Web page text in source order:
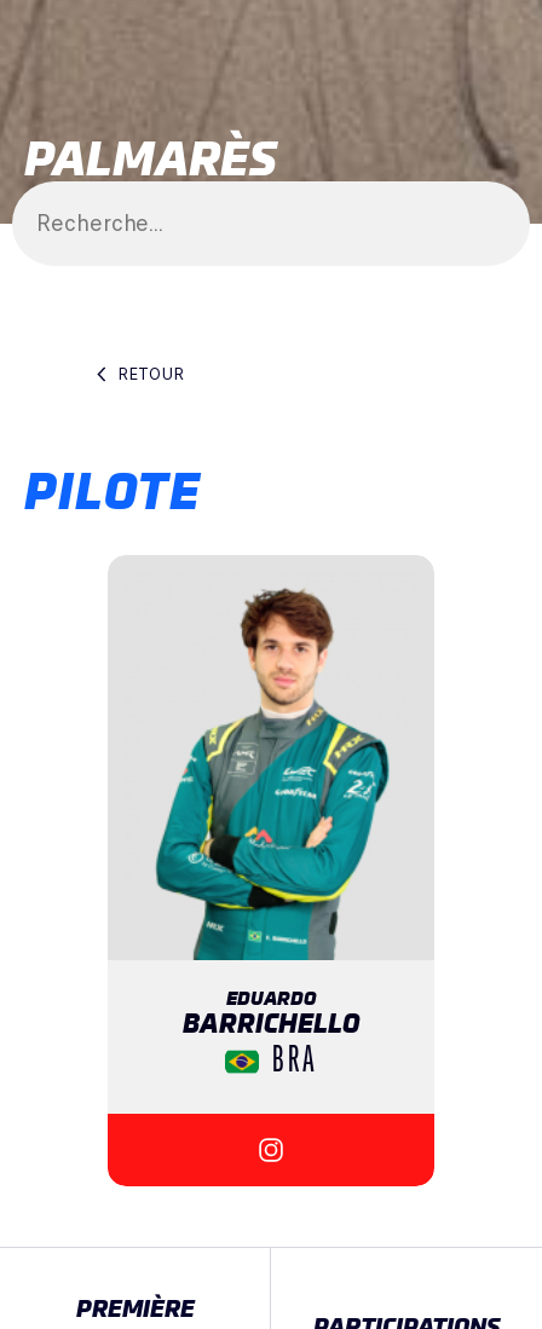
PALMARÈS
RETOUR
PILOTE
EDUARDO
BARRICHELLO
BRA
{{SEESOCIALNETWORK}}
PREMIÈRE